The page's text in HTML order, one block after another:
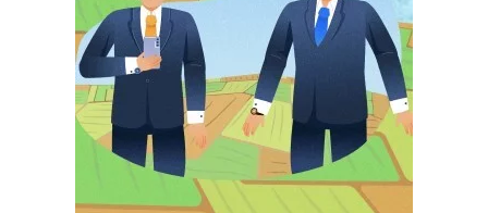
Немає облікового запису?
Зареєструватися
УВІЙТИ
обробку персональних даних.
ЗАМОВИТИ КОНСУЛЬТАЦІЮ